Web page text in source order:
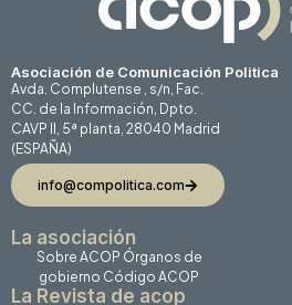
Asociación de Comunicación Politica
Avda. Complutense , s/n, Fac.
CC. de la Información, Dpto.
CAVP II, 5ª planta, 28040 Madrid
(ESPAÑA)
info@compolitica.com
La asociación
Sobre ACOP Órganos de
gobierno Código ACOP
La Revista de acop